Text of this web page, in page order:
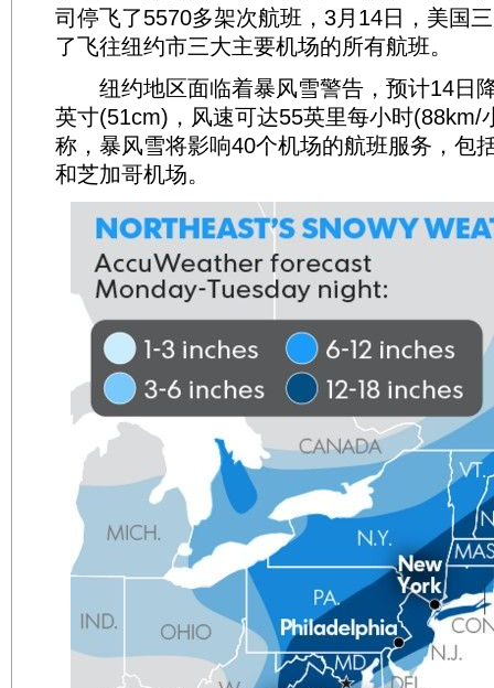
司停飞了5570多架次航班，3月14日，美国
了飞往纽约市三大主要机场的所有航班。
纽约地区面临着暴风雪警告，预计14日
英寸(51cm)，风速可达55英里每小时(88km/
称，暴风雪将影响40个机场的航班服务，包
和芝加哥机场。